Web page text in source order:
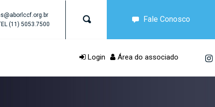
(11) 5053.7500
Fale Conosco
Login Área do associado